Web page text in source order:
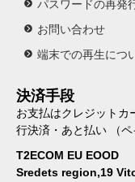
パスワードの再発
お問い合わせ
端末での再生につ
決済手段
お支払はクレジットカ
行決済・あと払い （ペ
T2ECOM EU EOOD
Sredets region,19